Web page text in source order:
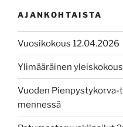
AJANKOHTAISTA
Vuosikokous 12.04.2026
Ylimääräinen
Vuoden Pienpystykorva-
mennessä